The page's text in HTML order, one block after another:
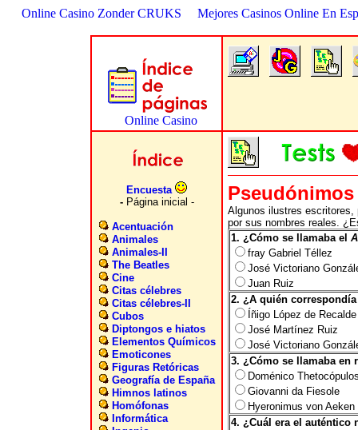
Online Casino Zonder CRUKS Mejores Casinos Online En
Encuesta
- Página inicial -
Acentuación
Animales
Animales-II
The Beatles
Cine
Citas célebres
Citas célebres-II
Cubos
Diptongos e hiatos
Elementos Químicos
Emoticones
Figuras Retóricas
Geografía de España
Himnos latinos
Homófonas
Informática
Pseudónimos
Algunos ilustres
por sus nombres reales.
1. ¿Cómo se llamaba el
fray Gabriel Téllez
José Victoriano
Juan Ruiz
2. ¿A quién
Íñigo López de Recalde
José Martínez Ruiz
José Victoriano
3. ¿Cómo se llamaba en
Doménico
Giovanni da Fiesole
Hyeronimus von Aeken
4. ¿Cuál era el auténtico